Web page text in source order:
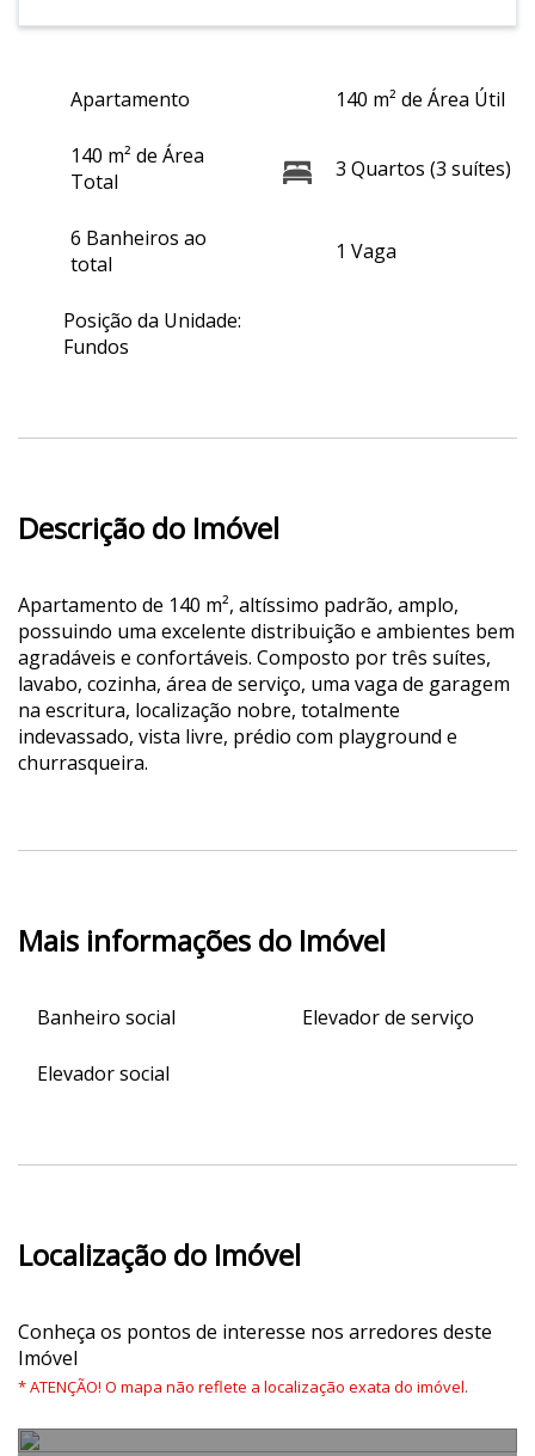
Apartamento 140 m² de Área Útil
140 m² de Área
Total
3 Quartos (3 suítes)
6 Banheiros ao
total
1 Vaga
Posição da Unidade:
Fundos
Descrição do Imóvel
Apartamento de 140 m², altíssimo padrão, amplo,
possuindo uma excelente distribuição e ambientes bem
agradáveis e confortáveis. Composto por três suítes,
lavabo, cozinha, área de serviço, uma vaga de garagem
na escritura, localização nobre, totalmente
indevassado, vista livre, prédio com playground e
churrasqueira.
Mais informações do Imóvel
Banheiro social Elevador de serviço
Elevador social
Localização do Imóvel
Conheça os pontos de interesse nos arredores deste
Imóvel
* ATENÇÃO! O mapa não reflete a localização exata do imóvel.